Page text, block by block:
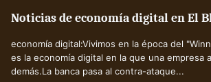
Noticias de economía digital en El
economía digital:Vivimos en la época del
es la economía digital en la que una empresa
demás.La banca pasa al contra-ataque...